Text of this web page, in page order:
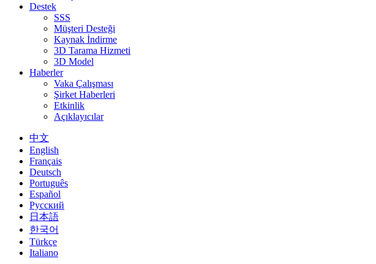
Destek
SSS
Müşteri Desteği
Kaynak İndirme
3D Tarama Hizmeti
3D Model
Haberler
Vaka Çalışması
Şirket Haberleri
Etkinlik
Açıklayıcılar
中文
English
Français
Deutsch
Português
Español
Русский
日本語
한국어
Türkçe
Italiano